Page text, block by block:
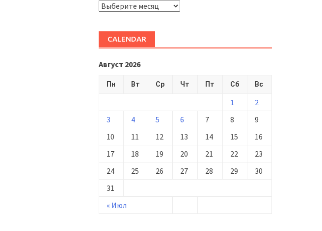
ARHIVĂ
CALENDAR
Август 2026
Пн Вт Ср Чт Пт Сб Вс
« Июл
1
2
3
4 5 6 7 8
9
10
11 12 13 14 15
16
17
18 19 20 21 22
23
24
25 26 27 28 29
30
31